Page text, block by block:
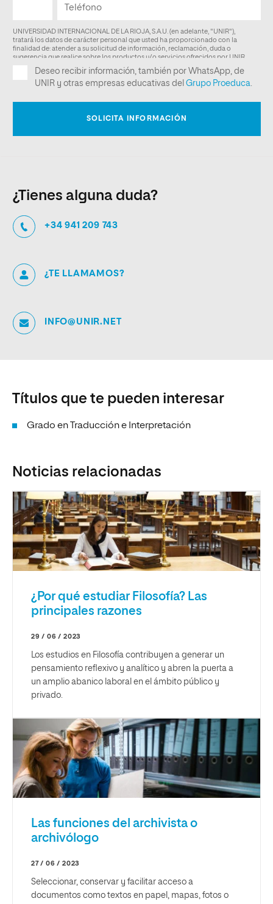
¿Tienes alguna duda?
+34 941 209 743
¿TE LLAMAMOS?
INFO@UNIR.NET
Títulos que te pueden interesar
Grado en Traducción e Interpretación
Noticias relacionadas
¿Por qué estudiar Filosofía? Las
principales razones
29 / 06 / 2023
Los estudios en Filosofía contribuyen a generar un
pensamiento reflexivo y analítico y abren la puerta a
un amplio abanico laboral en el ámbito público y
privado.
Las funciones del archivista o
archivólogo
27 / 06 / 2023
Seleccionar, conservar y facilitar acceso a
documentos como textos en papel, mapas, fotos o